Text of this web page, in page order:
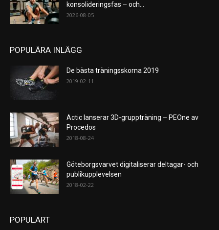
konsolideringsfas – och...
2026-08-05
POPULÄRA INLÄGG
De bästa träningsskorna 2019
2019-02-11
Actic lanserar 3D-gruppträning – PEOne av
Procedos
2018-08-24
Göteborgsvarvet digitaliserar deltagar- och
publikupplevelsen
2018-02-22
POPULÄRT